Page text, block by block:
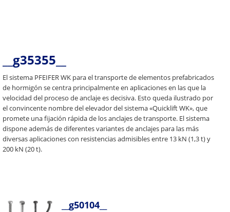
__g35355__
El sistema PFEIFER WK para el transporte de elementos prefabricados
de hormigón se centra principalmente en aplicaciones en las que la
velocidad del proceso de anclaje es decisiva. Esto queda ilustrado por
el convincente nombre del elevador del sistema «Quicklift WK», que
promete una fijación rápida de los anclajes de transporte. El sistema
dispone además de diferentes variantes de anclajes para las más
diversas aplicaciones con resistencias admisibles entre 13 kN (1,3 t) y
200 kN (20 t).
__g50104__